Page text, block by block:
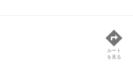
ルート
を見る